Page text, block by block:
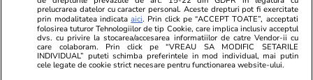
Diaconescu: Acuzatorii au ajuns
să fie judecați înaintea
realizatorului TV suspectat de
sex cu minore
prelucrarea datelor cu caracter personal. Aceste drepturi pot fi exercitate
prin modalitatea indicataaici. Prin click pe “ACCEPT TOATE”, acceptati
folosirea tuturor Tehnologiilor de tip Cookie, care implica inclusiv acceptul
dvs. cu privire la stocarea/accesarea informatiilor de catre Vendor-ii cu
care colaboram. Prin click pe “VREAU SA MODIFIC SETARILE
INDIVIDUAL” puteti schimba preferintele in mod individual, mai putin
cele legate de cookie strict necesare pentru functionarea website-ului.